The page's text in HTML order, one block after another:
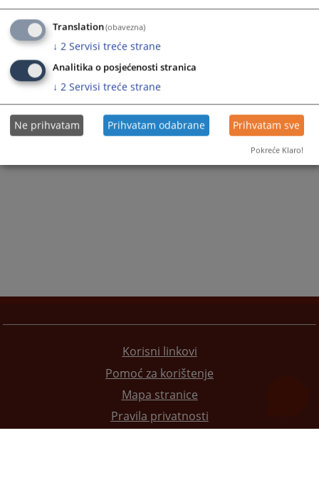
Korisni linkovi
Pomoć za korištenje
Mapa stranice
Pravila privatnosti
Translation(obavezna)
↓ 2 Servisi treće strane
Analitika o posjećenosti stranica
↓ 2 Servisi treće strane
Ne prihvatam Prihvatam odabrane Prihvatam sve
Pokreće Klaro!